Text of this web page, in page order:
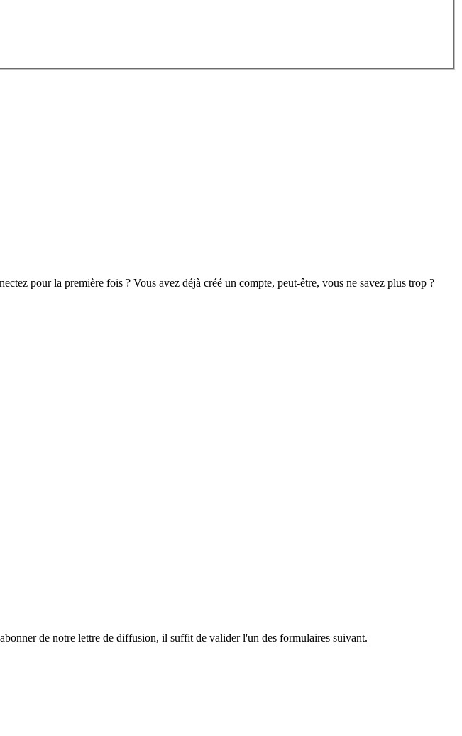
pour la première fois ? Vous avez déjà créé un compte, peut-être, vous ne savez plus trop ?
de notre lettre de diffusion, il suffit de valider l'un des formulaires suivant.